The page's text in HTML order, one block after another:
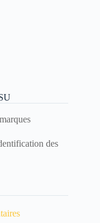
des